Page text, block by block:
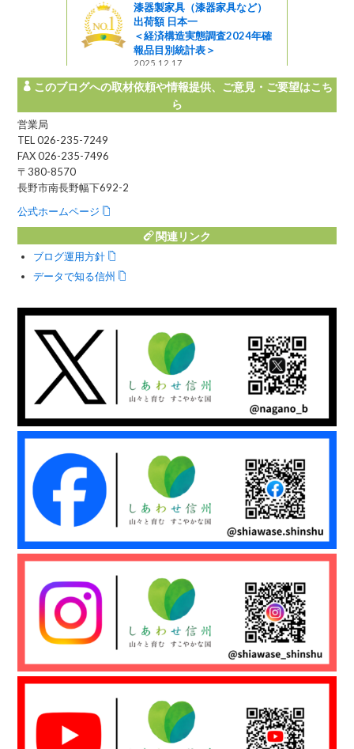
漆器製家具（漆器家具など）
出荷額 日本一
＜経済構造実態調査2024年確
報品目別統計表＞
2025.12.17
このブログへの取材依頼や情報提供、ご意見・ご要望はこち
ら
営業局
TEL 026-235-7249
FAX 026-235-7496
〒380-8570
長野市南長野幅下692-2
公式ホームページ
関連リンク
ブログ運用方針
データで知る信州